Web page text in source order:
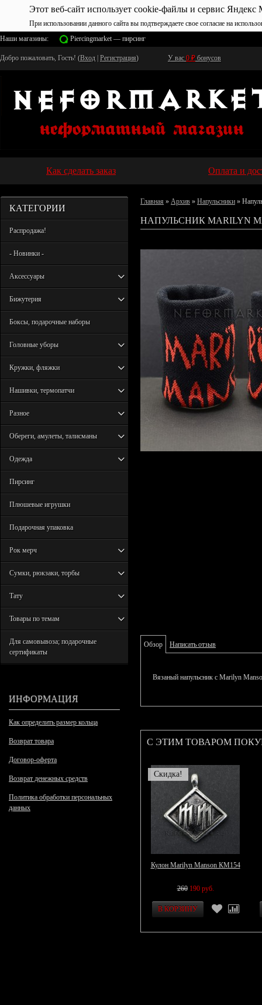
Этот веб-сайт использует cookie-файлы и сервис Яндекс
При использовании данного сайта вы подтверждаете свое согласие на
Наши магазины:
Piercingmarket — пирсинг
Добро пожаловать, Гость! (Вход Регистрация) У вас 0 ₽ бонусов
Как сделать заказ Оплата и
КАТЕГОРИИ
Распродажа!
- Новинки -
Аксессуары
Бижутерия
Боксы, подарочные наборы
Головные уборы
Кружки, фляжки
Нашивки, термопатчи
Разное
Обереги, амулеты, талисманы
Одежда
Пирсинг
Плюшевые игрушки
Подарочная упаковка
Рок мерч
Сумки, рюкзаки, торбы
Тату
Товары по темам
Для самовывоза; подарочные
сертификаты
ИНФОРМАЦИЯ
Как определить размер кольца
Возврат товара
Договор-оферта
Возврат денежных средств
Политика обработки персональных
данных
Главная » Архив » Напульсники »
НАПУЛЬСНИК MARILYN
Обзор Написать отзыв
Вязаный напульсник с Marilyn
С ЭТИМ ТОВАРОМ
Скидка!
Кулон Marilyn Manson КМ154
260 190 руб.